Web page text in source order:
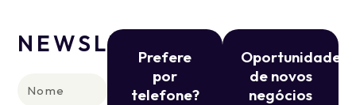
NEWSLETTER
Prefere
por
telefone?
Oportunidade
de novos
negócios